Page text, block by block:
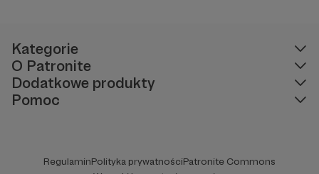
Kategorie
O Patronite
Dodatkowe produkty
Pomoc
RegulaminPolityka prywatnościPatronite Commons